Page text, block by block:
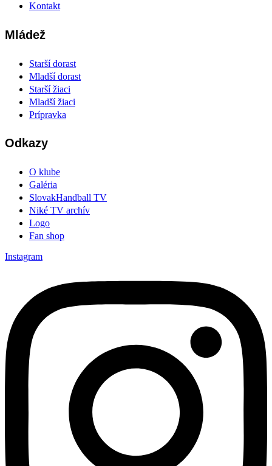
Kontakt
Mládež
Starší dorast
Mladší dorast
Starší žiaci
Mladší žiaci
Prípravka
Odkazy
O klube
Galéria
SlovakHandball TV
Niké TV archív
Logo
Fan shop
Instagram